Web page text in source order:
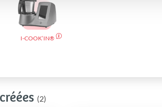
I-COOK’IN®
(2)